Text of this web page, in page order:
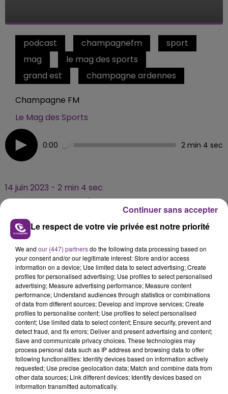
podcast champagnefm
sport
mag
le mag des sports
grand est
champagne ardennes
Champagne FM
Le Mag des Sports
0:00 2 min 4 sec
14 juin 2023 - 2 min 4 sec
LES TEMPLIERS PRÉPARENT LE CHAMPIONNAT
DE FRANCE DE LASER GAME
Tours les jours, retrouvez le "Mag des Sports"
Champagne FM.
TITRES DIFFUSÉS
21h05
21h05 21h02
21h02
Le respect de votre vie privée est notre priorité
We and our (447) partnersdo the following data processing based on
your consent and/or our legitimate interest: Store and/or access
information on a device; Use limited data to select advertising; Create
profiles for personalised advertising; Use profiles to select personalised
advertising; Measure advertising performance; Measure content
performance; Understand audiences through statistics or combinations
of data from different sources; Develop and improve services; Create
profiles to personalise content; Use profiles to select personalised
content; Use limited data to select content; Ensure security, prevent and
detect fraud, and fix errors; Deliver and present advertising and content;
Save and communicate privacy choices. These technologies may
process personal data such as IP address and browsing data to offer
following functionalities: Identify devices based on information actively
requested; Use precise geolocation data; Match and combine data from
other data sources; Link different devices; Identify devices based on
information transmitted automatically.
Continuer sans accepter